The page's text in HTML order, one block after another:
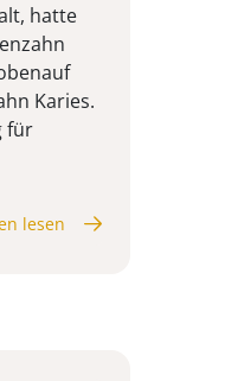
hatte
Karies.
für
lesen